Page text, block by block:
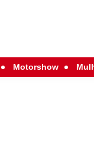
Motorshow